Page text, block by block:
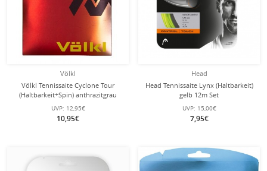
Völkl
Völkl Tennissaite Cyclone Tour
(Haltbarkeit+Spin) anthrazitgrau
12m Set
UVP: 12,95€
10,95€
Head
Head Tennissaite Lynx (Haltbarkeit)
gelb 12m Set
UVP: 15,00€
7,95€